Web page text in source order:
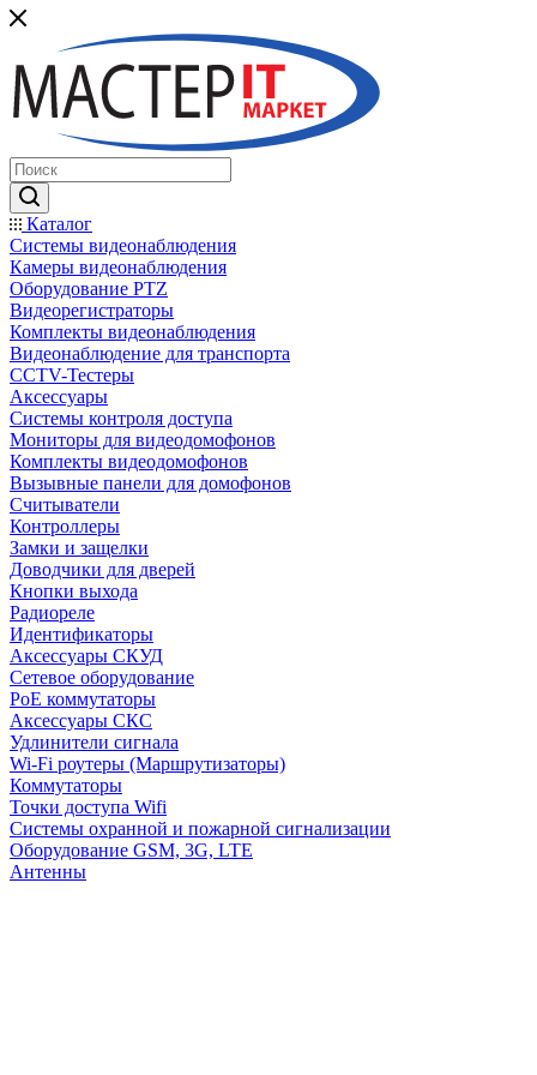
Каталог
Системы видеонаблюдения
Камеры видеонаблюдения
Оборудование PTZ
Видеорегистраторы
Комплекты видеонаблюдения
Видеонаблюдение для транспорта
CCTV-Тестеры
Аксессуары
Системы контроля доступа
Мониторы для видеодомофонов
Комплекты видеодомофонов
Вызывные панели для домофонов
Считыватели
Контроллеры
Замки и защелки
Доводчики для дверей
Кнопки выхода
Радиореле
Идентификаторы
Аксессуары СКУД
Сетевое оборудование
PoE коммутаторы
Аксессуары СКС
Удлинители сигнала
Wi-Fi роутеры (Маршрутизаторы)
Коммутаторы
Точки доступа Wifi
Системы охранной и пожарной сигнализации
Оборудование GSM, 3G, LTE
Антенны